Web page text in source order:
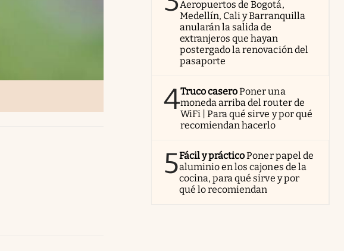
Aeropuertos de Bogotá,
Medellín, Cali y Barranquilla
anularán la salida de
extranjeros que hayan
postergado la renovación del
pasaporte
4Truco caseroPoner una
moneda arriba del router de
WiFi | Para qué sirve y por qué
recomiendan hacerlo
5Fácil y prácticoPoner papel de
aluminio en los cajones de la
cocina, para qué sirve y por
qué lo recomiendan